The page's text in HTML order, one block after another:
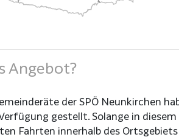
Angebot?
der SPÖ Neunkirchen
gestellt. Solange in diesem
Fahrten innerhalb des